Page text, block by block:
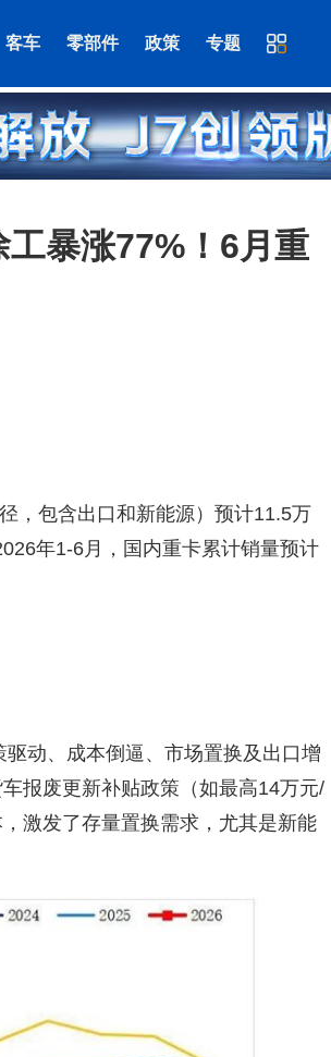
客车 零部件 政策 专题
暴涨77%！6月重
，包含出口和新能源）预计11.5万
年1-6月，国内重卡累计销量预计
动、成本倒逼、市场置换及出口增
报废更新补贴政策（如最高14万元/
激发了存量置换需求，尤其是新能